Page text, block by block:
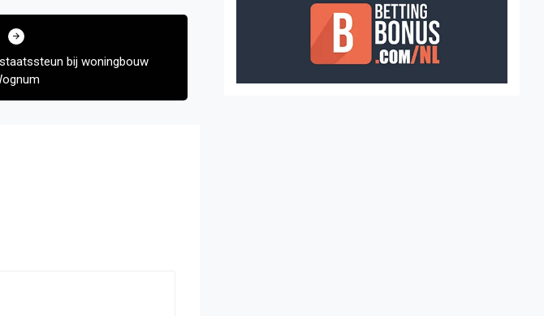
bij woningbouw